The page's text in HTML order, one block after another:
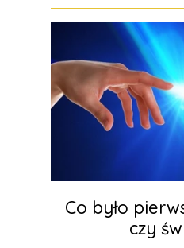
Co było
czy